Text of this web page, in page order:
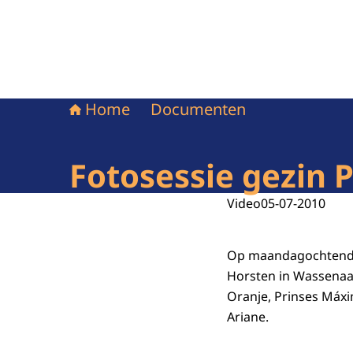
Home Documenten
Fotosessie gezin
Video05-07-2010
Op
Horsten in
Oranje, Prinses
Ariane.